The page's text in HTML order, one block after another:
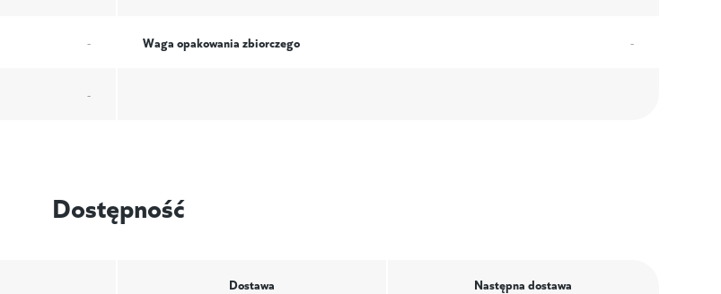
- Waga opakowania zbiorczego -
-
Dostępność
Dostawa Następna dostawa